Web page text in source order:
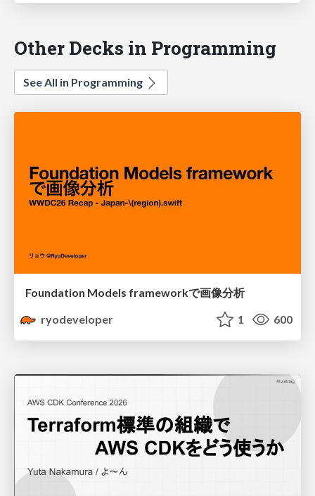
Other Decks in Programming
See All in Programming
Foundation Models frameworkで画像分析
ryodeveloper
1 600